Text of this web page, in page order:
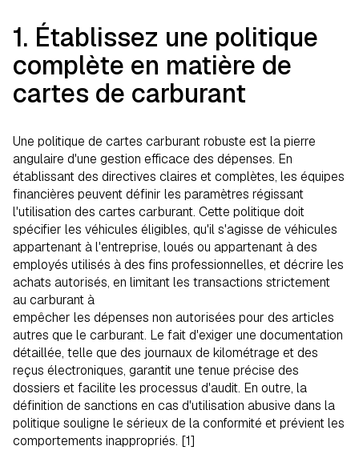
1. Établissez une politique
complète en matière de
cartes de carburant
Une politique de cartes carburant robuste est la pierre
angulaire d'une gestion efficace des dépenses. En
établissant des directives claires et complètes, les équipes
financières peuvent définir les paramètres régissant
l'utilisation des cartes carburant. Cette politique doit
spécifier les véhicules éligibles, qu'il s'agisse de véhicules
appartenant à l'entreprise, loués ou appartenant à des
employés utilisés à des fins professionnelles, et décrire les
achats autorisés, en limitant les transactions strictement
au carburant à
empêcher les dépenses non autorisées pour des articles
autres que le carburant. Le fait d'exiger une documentation
détaillée, telle que des journaux de kilométrage et des
reçus électroniques, garantit une tenue précise des
dossiers et facilite les processus d'audit. En outre, la
définition de sanctions en cas d'utilisation abusive dans la
politique souligne le sérieux de la conformité et prévient les
comportements inappropriés. [1]